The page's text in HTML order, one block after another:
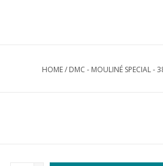
HOME/ DMC - MOULINÉ SPECIAL -